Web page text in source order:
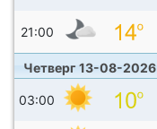
21:00
Четверг 13-08-2026
03:00